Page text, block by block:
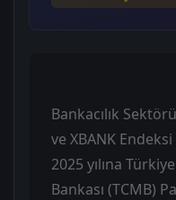
Bankacılık
ve XBANK
2025 yılına
Bankası (TCMB)